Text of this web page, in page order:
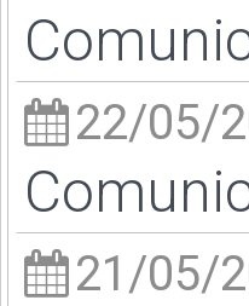
22/05/
21/05/